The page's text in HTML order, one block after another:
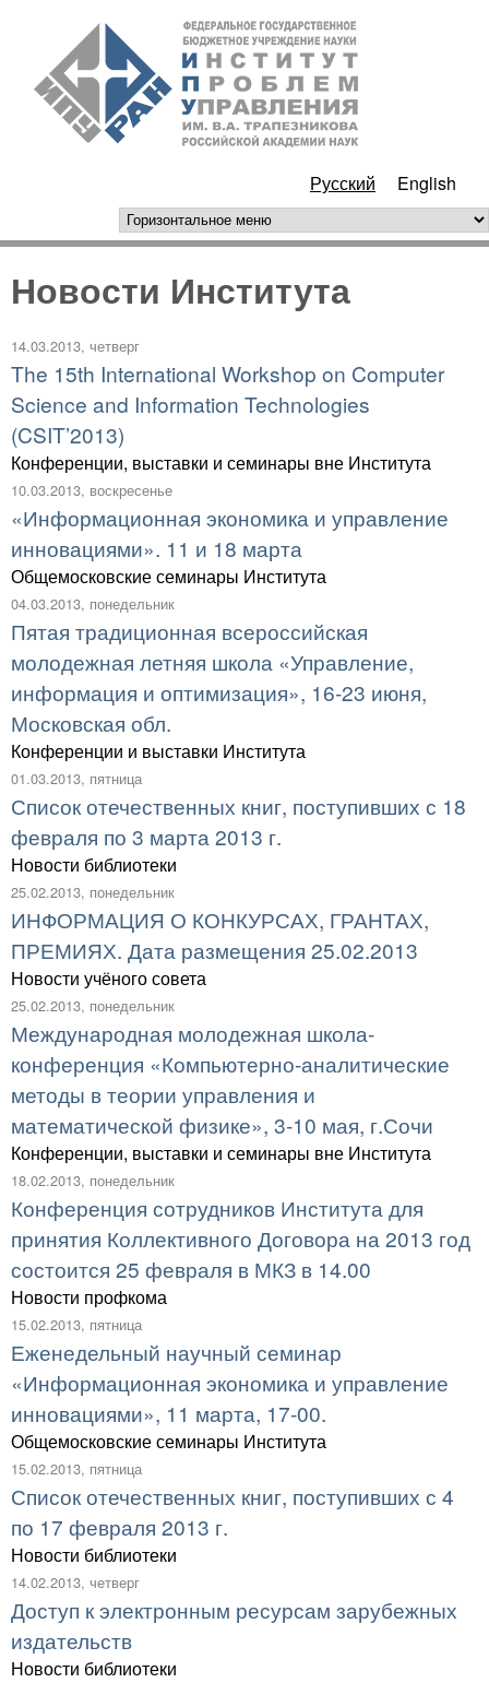
Перейти к основному
содержанию
РАН
Русский English
горизонтальное меню
Новости Института
14.03.2013, четверг
The 15th International Workshop on Computer
Science and Information Technologies
(CSIT’2013)
Конференции, выставки и семинары вне Института
10.03.2013, воскресенье
«Информационная экономика и управление
инновациями». 11 и 18 марта
Общемосковские семинары Института
04.03.2013, понедельник
Пятая традиционная всероссийская
молодежная летняя школа «Управление,
информация и оптимизация», 16-23 июня,
Московская обл.
Конференции и выставки Института
01.03.2013, пятница
Список отечественных книг, поступивших с 18
февраля по 3 марта 2013 г.
Новости библиотеки
25.02.2013, понедельник
ИНФОРМАЦИЯ О КОНКУРСАХ, ГРАНТАХ,
ПРЕМИЯХ. Дата размещения 25.02.2013
Новости учёного совета
25.02.2013, понедельник
Международная молодежная школа-
конференция «Компьютерно-аналитические
методы в теории управления и
математической физике», 3-10 мая, г.Сочи
Конференции, выставки и семинары вне Института
18.02.2013, понедельник
Конференция сотрудников Института для
принятия Коллективного Договора на 2013 год
состоится 25 февраля в МКЗ в 14.00
Новости профкома
15.02.2013, пятница
Еженедельный научный семинар
«Информационная экономика и управление
инновациями», 11 марта, 17-00.
Общемосковские семинары Института
15.02.2013, пятница
Список отечественных книг, поступивших с 4
по 17 февраля 2013 г.
Новости библиотеки
14.02.2013, четверг
Доступ к электронным ресурсам зарубежных
издательств
Новости библиотеки